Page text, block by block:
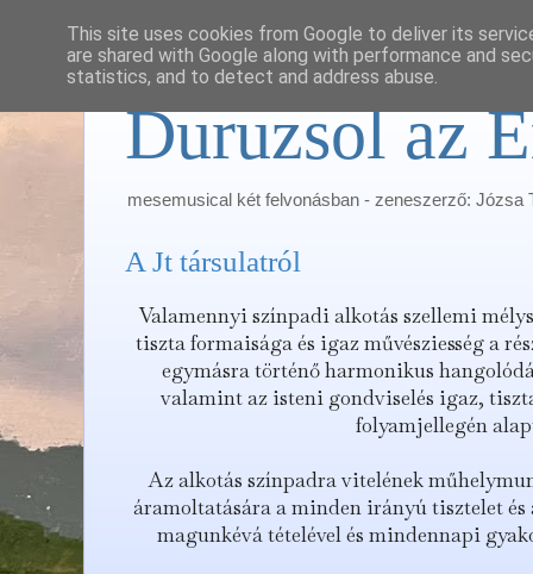
Duruzsol az
mesemusical két felvonásban - zeneszerző:
A Jt társulatról
Valamennyi színpadi alkotás szellemi
tiszta formaisága és igaz művésziesség a
egymásra történő harmonikus
valamint az isteni gondviselés igaz,
folyamjellegén
Az alkotás színpadra vitelének
áramoltatására a minden irányú tisztelet és
magunkévá tételével és mindennapi
This site uses cookies from Google to deliver its
are shared with Google along with performance and
statistics, and to detect and address abuse.